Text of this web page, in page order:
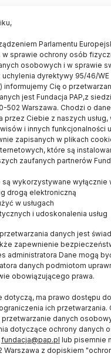
nauki:
czasopismach
ma zapobiec
przez
Parlamentu
w sprawie ochrony osób
osobowych i w sprawie
uchylenia dyrektywy 95/46/
informujemy Cię o
jest Fundacja PAP,z
502 Warszawa. Chodzi o
przez Ciebie z naszych usług,
i innych funkcjonalności
zapisanych w plikach
które są
zaufanych partnerów
wykorzystywane wyłącznie
drogą elektroniczną
w usługach
i udoskonalenia usług
danych jest
zapewnienie
administratora Dane mogą
danych podmiotom
obowiązującego prawa.
dotyczą, ma prawo dostępu
ich przetwarzania.
danych
dotyczące ochrony danych
fundacja@pap.pl lub pisemnie
Warszawa z dopiskiem